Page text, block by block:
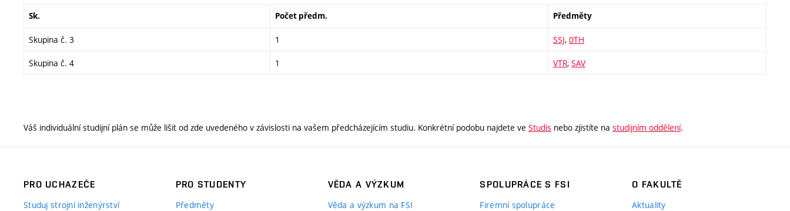
Sk. Počet předm. Předměty
Skupina č. 3 1 SSJ, 0TH
Skupina č. 4 1 VTR, SAV
Váš individuální studijní plán se může lišit od zde uvedeného v závislosti na vašem předcházejícím studiu. Konkrétní podobu najdete ve Studis nebo zjistíte na studijním oddělení.
PRO UCHAZEČE
Studuj strojní inženýrství
PRO STUDENTY
Předměty
VĚDA A VÝZKUM
Věda a výzkum na FSI
SPOLUPRÁCE S FSI
Firemní spolupráce
O FAKULTĚ
Aktuality